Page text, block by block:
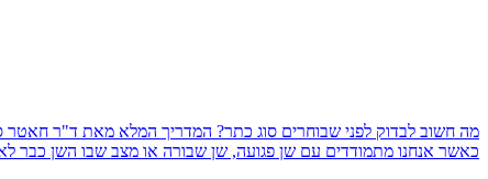
מה חשוב לבדוק לפני שבוחרים סוג כתר? המדריך המלא מאת ד"ר
כאשר אנחנו מתמודדים עם שן פגועה, שן שבורה או מצב שבו השן כבר לא